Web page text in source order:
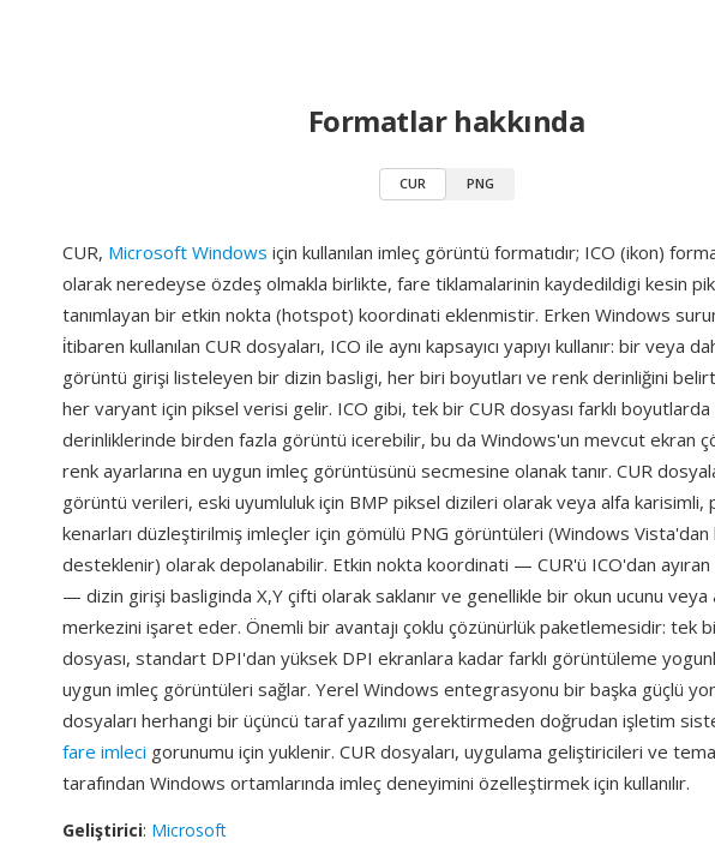
Formatlar hakkında
CUR PNG
CUR, Microsoft Windows için kullanılan imleç görüntü formatıdır; ICO (ikon)
olarak neredeyse özdeş olmakla birlikte, fare tiklamalarinin kaydedildigi kesin
tanımlayan bir etkin nokta (hotspot) koordinati eklenmistir. Erken Windows
i̇tibaren kullanılan CUR dosyaları, ICO ile aynı kapsayıcı yapıyı kullanır: bir veya
görüntü girişi listeleyen bir dizin basligi, her biri boyutları ve renk derinliğini
her varyant için piksel verisi gelir. ICO gibi, tek bir CUR dosyası farklı
derinliklerinde birden fazla görüntü icerebilir, bu da Windows'un mevcut ekran
renk ayarlarına en uygun imleç görüntüsünü secmesine olanak tanır. CUR
görüntü verileri, eski uyumluluk için BMP piksel dizileri olarak veya alfa karisimli,
kenarları düzleştirilmiş imleçler için gömülü PNG görüntüleri (Windows Vista'dan
desteklenir) olarak depolanabilir. Etkin nokta koordinati — CUR'ü ICO'dan
— dizin girişi basliginda X,Y çifti olarak saklanır ve genellikle bir okun ucunu veya
merkezini işaret eder. Önemli bir avantajı çoklu çözünürlük paketlemesidir: tek
dosyası, standart DPI'dan yüksek DPI ekranlara kadar farklı görüntüleme
uygun imleç görüntüleri sağlar. Yerel Windows entegrasyonu bir başka güçlü
dosyaları herhangi bir üçüncü taraf yazılımı gerektirmeden doğrudan işletim
fare imleci gorunumu için yuklenir. CUR dosyaları, uygulama geliştiricileri ve
tarafından Windows ortamlarında imleç deneyimini özelleştirmek için kullanılır.
Geliştirici: Microsoft